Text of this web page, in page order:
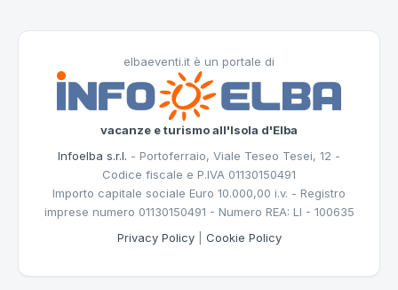
elbaeventi.it è un portale di
vacanze e turismo all'Isola d'Elba
Infoelba s.r.l. - Portoferraio, Viale Teseo Tesei, 12 -
Codice fiscale e P.IVA 01130150491
Importo capitale sociale Euro 10.000,00 i.v. - Registro
imprese numero 01130150491 - Numero REA: LI - 100635
Privacy Policy| Cookie Policy